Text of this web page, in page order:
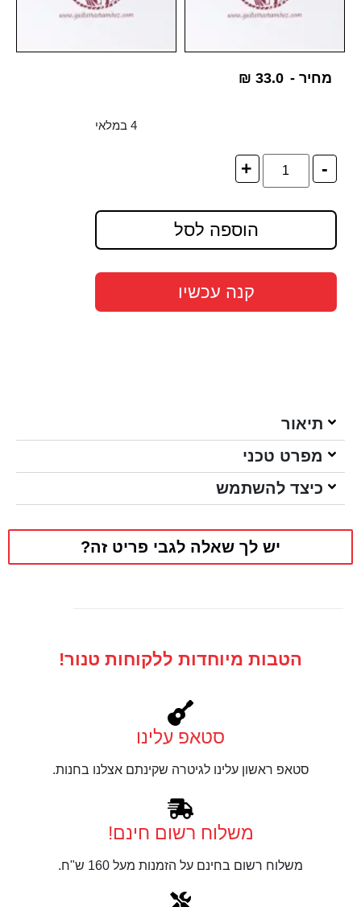
מחיר - ₪ 33.0
4 במלאי
-
+
הוספה לסל
קנה עכשיו
תיאור
מפרט טכני
כיצד להשתמש
יש לך שאלה לגבי פריט זה?
הטבות מיוחדות ללקוחות טנור!
סטאפ עלינו
סטאפ ראשון עלינו לגיטרה שקינתם אצלנו בחנות.
משלוח רשום חינם!
משלוח רשום בחינם על הזמנות מעל 160 ש"ח.